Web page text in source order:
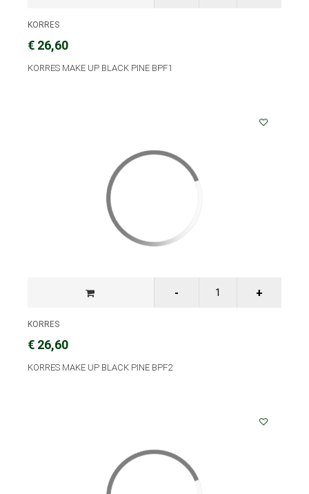
KORRES
€ 26,60
KORRES MAKE UP BLACK PINE BPF1
KORRES
€ 26,60
KORRES MAKE UP BLACK PINE BPF2